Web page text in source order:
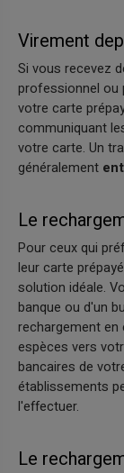
Virement
Si vous recevez
professionnel ou
votre carte
communiquant
votre carte. Un
généralement
Le
Pour ceux qui
leur carte
solution idéale.
banque ou d'un
rechargement
espèces vers
bancaires de
établissements
l'effectuer.
Le